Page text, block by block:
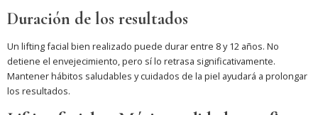
Duración de los resultados
Un lifting facial bien realizado puede durar entre 8 y 12 años. No
detiene el envejecimiento, pero sí lo retrasa significativamente.
Mantener hábitos saludables y cuidados de la piel ayudará a prolongar
los resultados.